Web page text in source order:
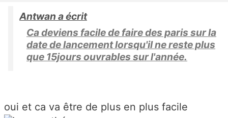
Antwan a écrit
Ca deviens facile de faire des paris sur la
date de lancement lorsqu'il ne reste plus
que 15jours ouvrables sur l'année.
oui et ca va être de plus en plus facile